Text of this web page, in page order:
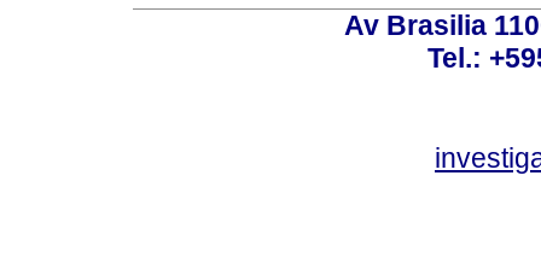
Av Brasilia
Tel.: